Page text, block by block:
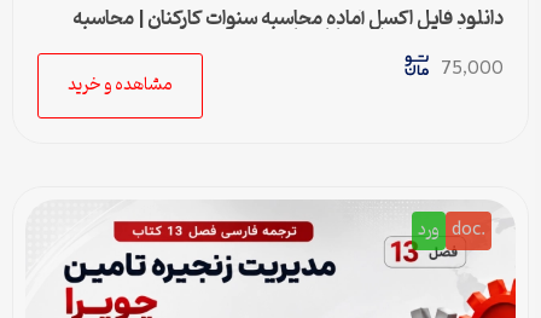
دانلود فایل اکسل آماده محاسبه سنوات کارکنان | محاسبه
خودکار حق سنوات و پایان کار
75,000
مشاهده و خرید
.doc ورد